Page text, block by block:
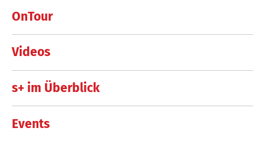
OnTour
Videos
s+ im Überblick
Events